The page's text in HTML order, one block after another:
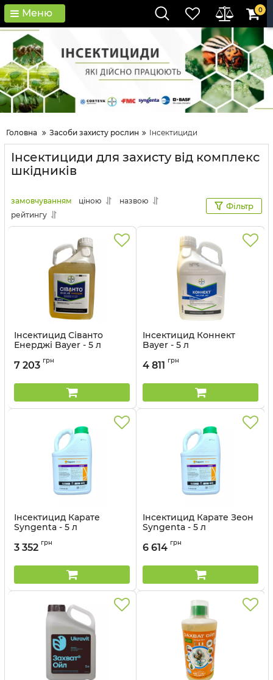
Меню 0
Головна Засоби захисту рослин Інсектициди
Інсектициди для захисту від комплекс
шкідників
замовчуванням ціною
назвою
рейтингу
Фільтр
Інсектицид Сіванто
Енерджі Bayer - 5 л
7 203 грн
Інсектицид Коннект
Bayer - 5 л
4 811 грн
Інсектицид Карате
Syngenta - 5 л
3 352 грн
Інсектицид Карате Зеон
Syngenta - 5 л
6 614 грн